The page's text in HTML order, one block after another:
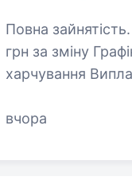
Повна зайнятість. Досвід
грн за зміну Графік 3\3 з 9.00 до 21:00 або з 8.00 до 20.00 2х разове смачне
харчування Виплати 2 рази на місяць без затримок Відправляй резюме або
вчора